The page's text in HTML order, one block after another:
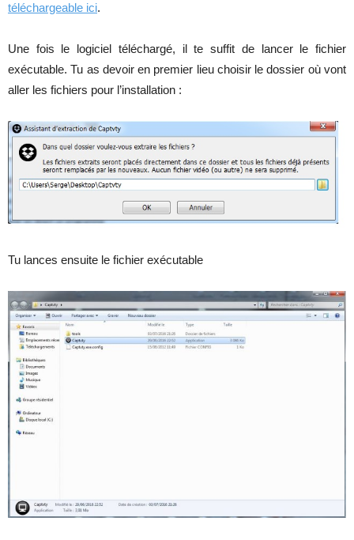
téléchargeable ici.
Une fois le logiciel téléchargé, il te suffit de lancer le fichier
exécutable. Tu as devoir en premier lieu choisir le dossier où vont
aller les fichiers pour l’installation :
Tu lances ensuite le fichier exécutable